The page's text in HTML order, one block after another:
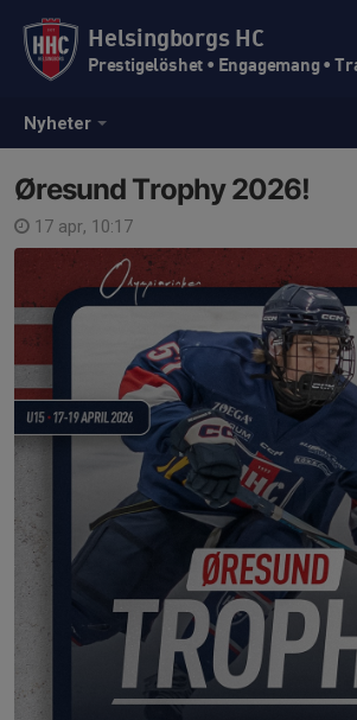
Nyheter
Helsingborgs HC
Øresund Trophy 2026!
17 apr, 10:17